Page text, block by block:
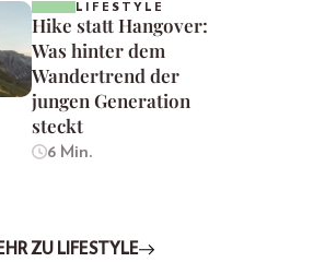
LIFESTYLE
Hike statt Hangover:
Was hinter dem
Wandertrend der
jungen Generation
steckt
6 Min.
ZU LIFESTYLE